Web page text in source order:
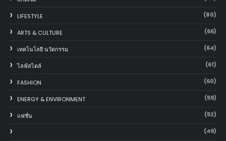
LIFESTYLE (80)
ARTS & CULTURE (66)
เทคโนโลยี นวัตกรรม (64)
ไลฟ์สไตล์ (61)
FASHION (60)
ENERGY & ENVIRONMENT (59)
แฟชั่น (52)
(49)